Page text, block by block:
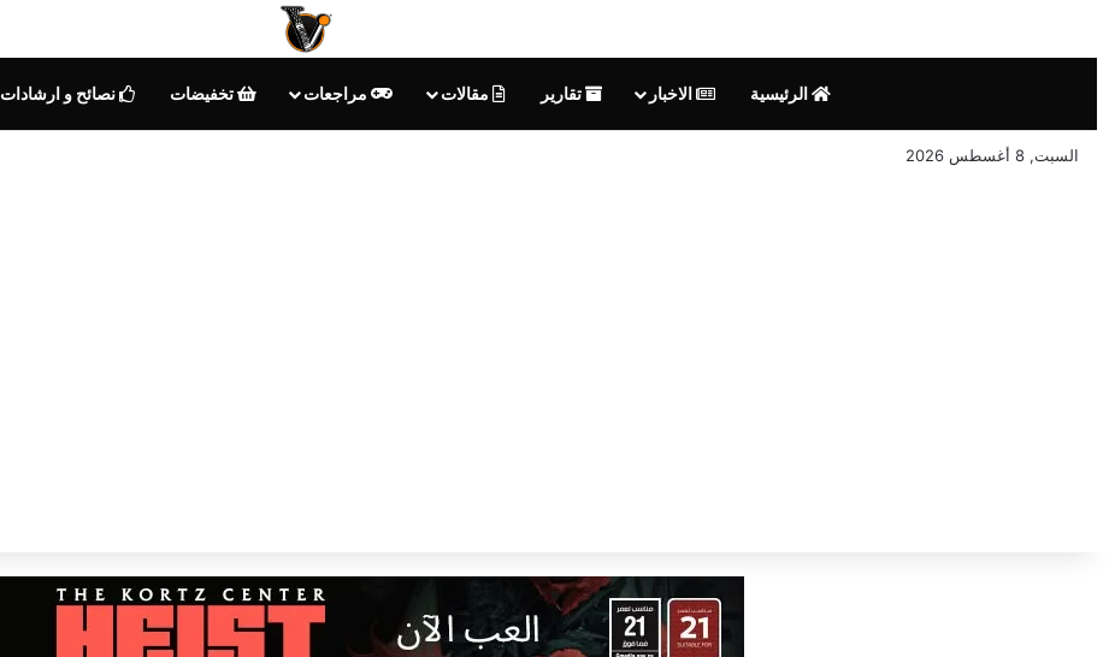
الرئيسية الاخبار تقارير مقالات مراجعات تخفيضات نصائح و ارشادات
السبت, 8 أغسطس 2026